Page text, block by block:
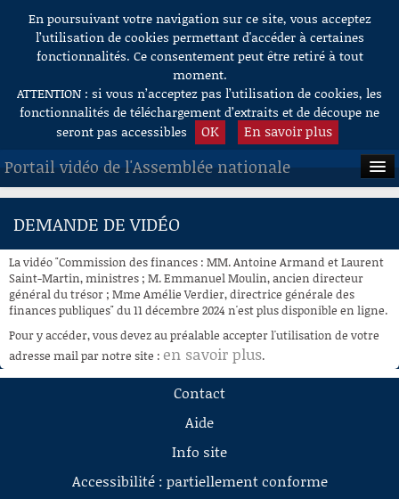
Aller au contenu
En poursuivant votre navigation sur ce site, vous acceptez
l’utilisation de cookies permettant d'accéder à certaines
fonctionnalités. Ce consentement peut être retiré à tout
moment.
ATTENTION : si vous n’acceptez pas l’utilisation de cookies, les
fonctionnalités de téléchargement d’extraits et de découpe ne
seront pas accessibles
OK En savoir plus
Portail vidéo de l'Assemblée nationale
ACCUEIL
À LA DEMANDE
RECHERCHE
AIDE À LA DÉCOUPE
DE VIDÉOS
DEMANDE DE VIDÉO
La vidéo "Commission des finances : MM. Antoine Armand et Laurent
Saint-Martin, ministres ; M. Emmanuel Moulin, ancien directeur
général du trésor ; Mme Amélie Verdier, directrice générale des
finances publiques" du 11 décembre 2024 n'est plus disponible en ligne.
Pour y accéder, vous devez au préalable accepter l'utilisation de votre
adresse mail par notre site : en savoir plus.
Contact
Aide
Info site
Accessibilité : partiellement conforme